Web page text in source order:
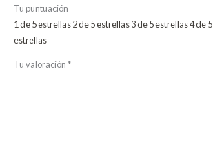
Tu puntuación
1 de 5 estrellas2 de 5 estrellas3 de 5 estrellas4 de
estrellas
Tu valoración*